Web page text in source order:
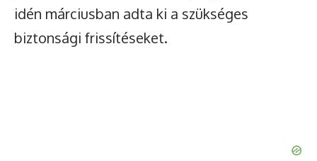
idén márciusban adta ki a szükséges
biztonsági frissítéseket.